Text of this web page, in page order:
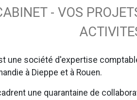
- VOS
une société d'expertise
à Dieppe et à Rouen.
une quarantaine de